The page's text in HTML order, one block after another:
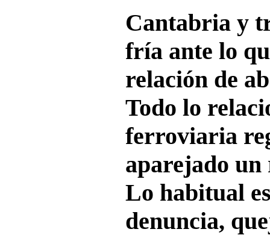
Cantabria y
fría ante lo
relación de
Todo lo
ferroviaria
aparejado un
Lo habitual
denuncia,